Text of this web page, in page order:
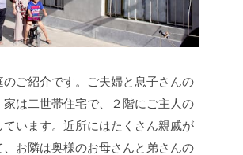
のご紹介です。ご夫婦と息子さんの
家は二世帯住宅で、２階にご主人の
ています。近所にはたくさん親戚が
、お隣は奥様のお母さんと弟さんの